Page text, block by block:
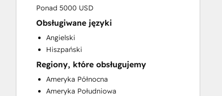
Knowledge Base Development
Paid Advertising
Programmable Automation
Sales and Marketing Alignment
Sales Coaching and Training
Sales Enablement
Search Engine Optimization
Social Media
Ponad 5000 USD
Obsługiwane języki
Angielski
Hiszpański
Regiony, które obsługujemy
Ameryka Północna
Ameryka Południowa